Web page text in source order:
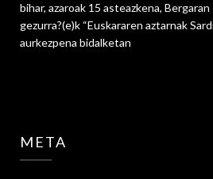
bihar, azaroak 15 asteazkena,
gezurra?(e)k “Euskararen aztarnak
aurkezpena bidalketan
META